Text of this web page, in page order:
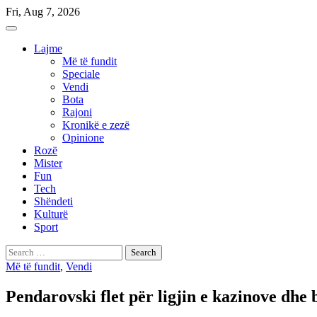
Skip
to
Fri, Aug 7, 2026
Lajme
Më të fundit
Speciale
Vendi
Bota
Rajoni
Kronikë e zezë
Opinione
Rozë
Mister
Fun
Tech
Shëndeti
Kulturë
Sport
Search
for:
Më të fundit, Vendi
Pendarovski flet për ligjin e kazinove dhe